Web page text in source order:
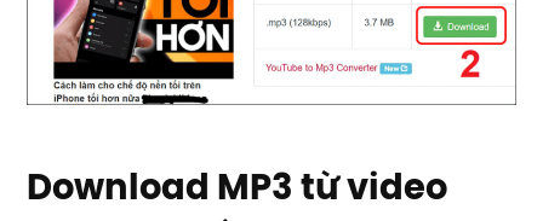
Download MP3 từ video